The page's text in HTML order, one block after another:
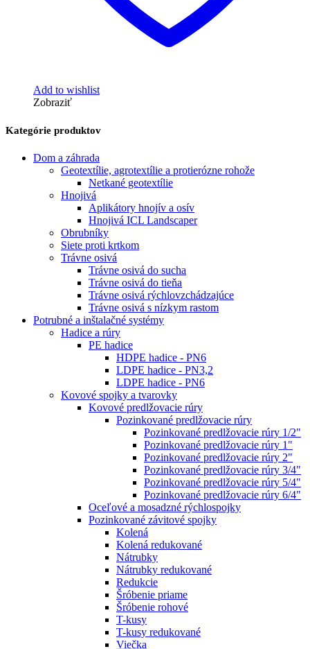
Add to wishlist
Zobraziť
Kategórie produktov
Dom a záhrada
Geotextílie, agrotextílie a protierózne rohože
Netkané geotextílie
Hnojivá
Aplikátory hnojív a osív
Hnojivá ICL Landscaper
Obrubníky
Siete proti krtkom
Trávne osivá
Trávne osivá do sucha
Trávne osivá do tieňa
Trávne osivá rýchlovzchádzajúce
Trávne osivá s nízkym rastom
Potrubné a inštalačné systémy
Hadice a rúry
PE hadice
HDPE hadice - PN6
LDPE hadice - PN3,2
LDPE hadice - PN6
Kovové spojky a tvarovky
Kovové predlžovacie rúry
Pozinkované predlžovacie rúry
Pozinkované predlžovacie rúry 1/2"
Pozinkované predlžovacie rúry 1"
Pozinkované predlžovacie rúry 2"
Pozinkované predlžovacie rúry 3/4"
Pozinkované predlžovacie rúry 5/4"
Pozinkované predlžovacie rúry 6/4"
Oceľové a mosadzné rýchlospojky
Pozinkované závitové spojky
Kolená
Kolená redukované
Nátrubky
Nátrubky redukované
Redukcie
Šróbenie priame
Šróbenie rohové
T-kusy
T-kusy redukované
Viečka